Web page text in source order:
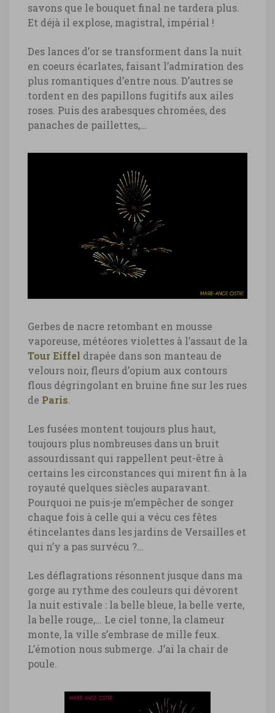
savons que le bouquet final ne tardera plus.
Et déjà il explose, magistral, impérial !
Des lances d’or se transforment dans la nuit
en coeurs écarlates, faisant l’admiration des
plus romantiques d’entre nous. D’autres se
tordent en des papillons fugitifs aux ailes
roses. Puis des arabesques chromées, des
panaches de paillettes,…
Gerbes de nacre retombant en mousse
vaporeuse, météores violettes à l’assaut de la
Tour Eiffel drapée dans son manteau de
velours noir, fleurs d’opium aux contours
flous dégringolant en bruine fine sur les rues
de Paris
Les fusées montent toujours plus haut,
toujours plus nombreuses dans un bruit
assourdissant qui rappellent peut-être à
certains les circonstances qui mirent fin à la
royauté quelques siècles auparavant.
Pourquoi ne puis-je m’empêcher de songer
chaque fois à celle qui a vécu ces fêtes
étincelantes dans les jardins de Versailles et
qui n’y a pas survécu ?…
Les déflagrations résonnent jusque dans ma
gorge au rythme des couleurs qui dévorent
la nuit estivale : la belle bleue, la belle verte,
la belle rouge,… Le ciel tonne, la clameur
monte, la ville s’embrase de mille feux.
L’émotion nous submerge. J’ai la chair de
poule.